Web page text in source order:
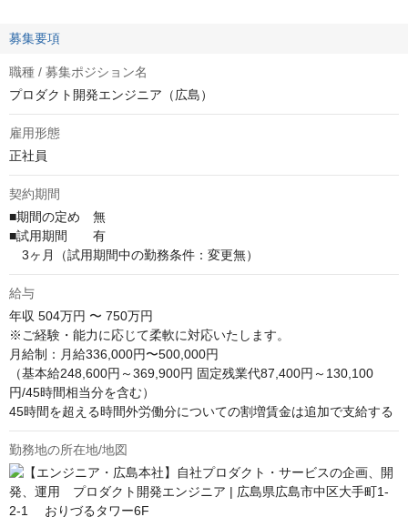
募集要項
職種 / 募集ポジション名
プロダクト開発エンジニア（広島）
雇用形態
正社員
契約期間
■期間の定め　無
■試用期間　　有
3ヶ月（試用期間中の勤務条件：変更無）
給与
年収 504万円 〜 750万円
※ご経験・能力に応じて柔軟に対応いたします。
月給制：月給336,000円〜500,000円
（基本給248,600円～369,900円 固定残業代87,400円～130,100
円/45時間相当分を含む）
45時間を超える時間外労働分についての割増賃金は追加で支給する
勤務地の所在地/地図